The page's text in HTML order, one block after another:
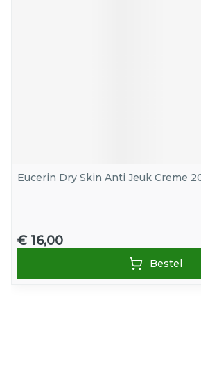
Eucerin Dry Skin Anti Jeuk Creme
€ 16,00
Bestel